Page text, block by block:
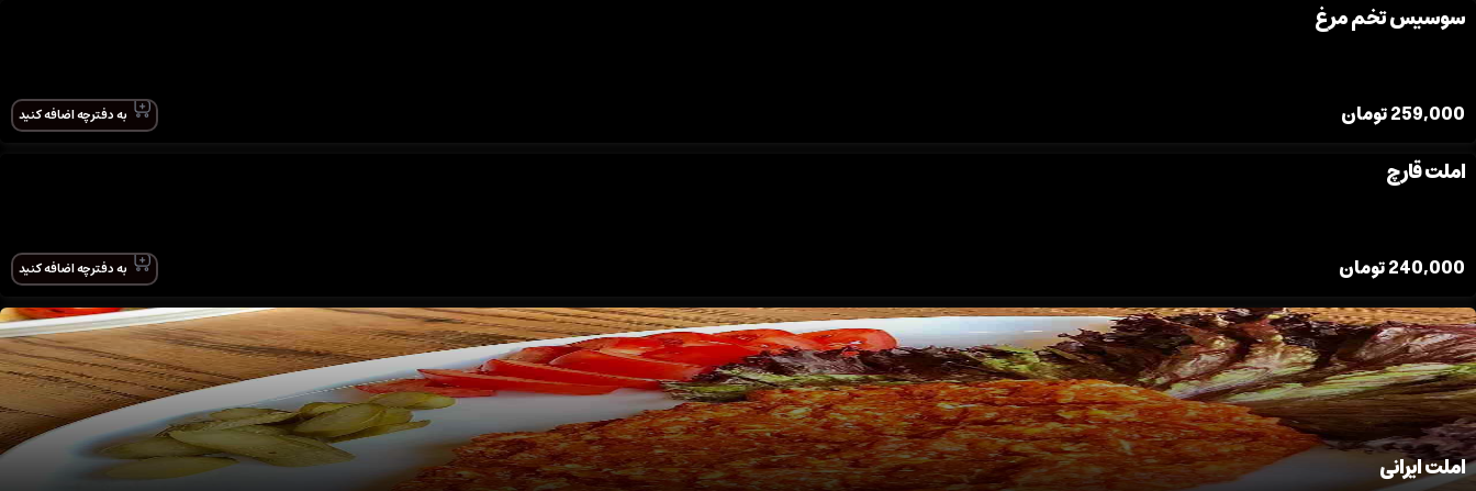
سوسیس تخم مرغ
259,000تومان به دفترچه اضافه کنید
املت قارچ
240,000تومان به دفترچه اضافه کنید
املت ایرانی